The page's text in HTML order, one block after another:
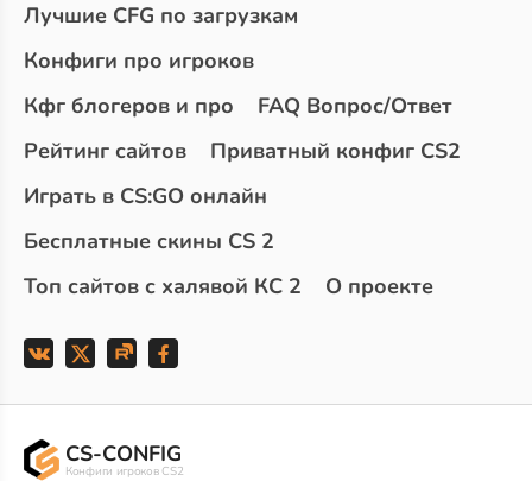
Лучшие CFG по загрузкам
Конфиги про игроков
Кфг блогеров и про
FAQ Вопрос/Ответ
Рейтинг сайтов
Приватный конфиг CS2
Играть в CS:GO онлайн
Бесплатные скины CS 2
Топ сайтов с халявой КС 2
О проекте
CS-CONFIG
Конфиги игроков CS2